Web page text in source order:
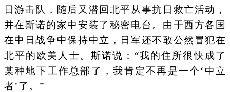
日游击队，随后又潜回北平从事抗日救亡活动，
并在斯诺的家中安装了秘密电台。由于西方各国
在中日战争中保持中立，日军还不敢公然冒犯在
北平的欧美人士。斯诺说：“我的住所很快成了
某种地下工作总部了，我肯定不再是一个‘中立
者’了。”